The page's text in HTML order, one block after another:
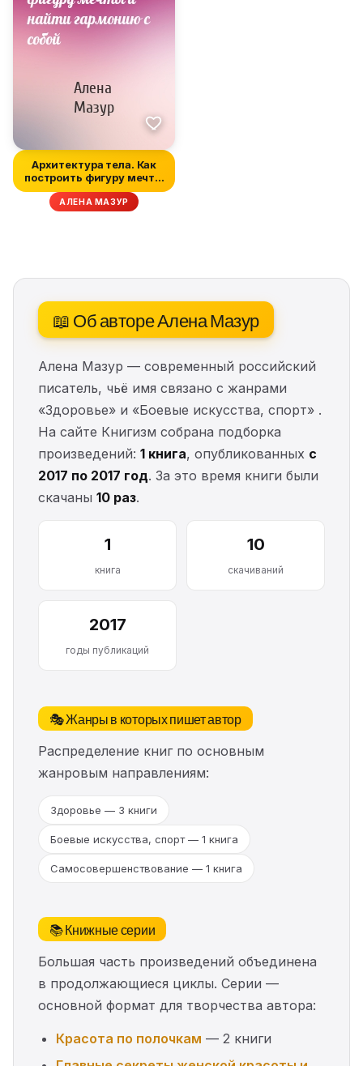
Архитектура тела. Как
построить фигуру мечты
и най...
АЛЕНА МАЗУР
📖 Об авторе Алена Мазур
Алена Мазур — современный российский
писатель, чьё имя связано с жанрами
«Здоровье» и «Боевые искусства, спорт» .
На сайте Книгизм собрана подборка
произведений: 1 книга, опубликованных с
2017 по 2017 год. За это время книги были
скачаны 10 раз.
1
книга
10
скачиваний
2017
годы публикаций
🎭 Жанры в которых пишет автор
Распределение книг по основным
жанровым направлениям:
Здоровье — 3 книги
Боевые искусства, спорт — 1 книга
Самосовершенствование — 1 книга
📚 Книжные серии
Большая часть произведений объединена
в продолжающиеся циклы. Серии —
основной формат для творчества автора:
Красота по полочкам — 2 книги